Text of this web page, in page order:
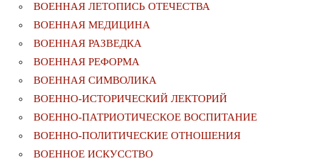
ВОЕННАЯ ЛЕТОПИСЬ ОТЕЧЕСТВА
ВОЕННАЯ МЕДИЦИНА
ВОЕННАЯ РАЗВЕДКА
ВОЕННАЯ РЕФОРМА
ВОЕННАЯ СИМВОЛИКА
ВОЕННО-ИСТОРИЧЕСКИЙ ЛЕКТОРИЙ
ВОЕННО-ПАТРИОТИЧЕСКОЕ ВОСПИТАНИЕ
ВОЕННО-ПОЛИТИЧЕСКИE ОТНОШЕНИЯ
ВОЕННОЕ ИСКУССТВО